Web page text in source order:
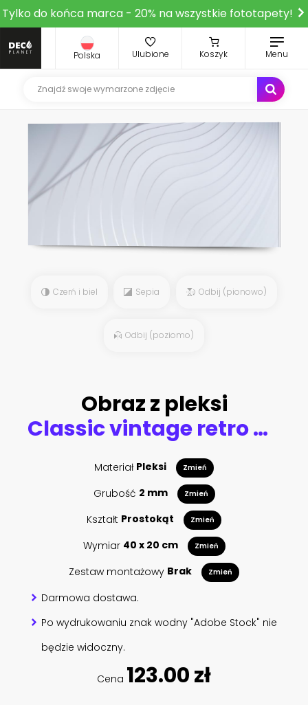
Tylko do końca marca - 20% na wszystkie fototapety!
Polska Ulubione Koszyk Menu
Czerń i biel Sepia Odbij (pionowo)
Odbij (poziomo)
Obraz z pleksi
Classic vintage retro city bicycle in Copenhagen, Denmark
Materiał Pleksi Zmień
Grubość 2 mm Zmień
Kształt Prostokąt Zmień
Wymiar 40 x 20 cm Zmień
Zestaw montażowy Brak Zmień
Darmowa dostawa.
Po wydrukowaniu znak wodny "Adobe Stock" nie
będzie widoczny.
Cena 123.00 zł